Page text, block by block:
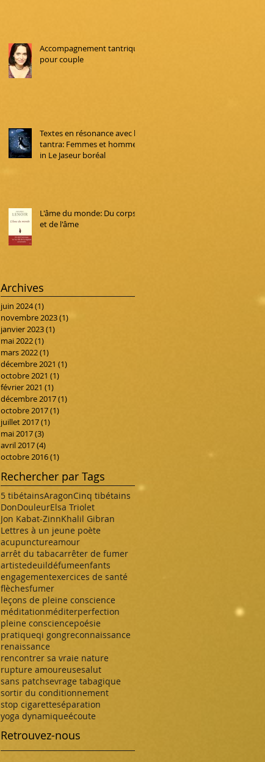
Accompagnement tantrique
pour couple
Textes en résonance avec le
tantra: Femmes et hommes,
in Le Jaseur boréal
L'âme du monde: Du corps
et de l'âme
Archives
juin 2024(1)
novembre 2023(1)
janvier 2023(1)
mai 2022(1)
mars 2022(1)
décembre 2021 (1)
octobre 2021 (1)
février 2021 (1)
décembre 2017(1)
octobre 2017(1)
juillet 2017(1)
mai 2017(3)
avril 2017(4)
octobre 2016(1)
Rechercher par Tags
5 tibétainsAragonCinq tibétains
DonDouleurElsa Triolet
Jon Kabat-ZinnKhalil Gibran
Lettres à un jeune poète
acupunctureamour
arrêt du tabacarrêter de fumer
artistedeuildéfumeenfants
engagementexercices de santé
flèchesfumer
leçons de pleine conscience
méditationméditerperfection
pleine consciencepoésie
pratiqueqi gongreconnaissance
renaissance
rencontrer sa vraie nature
rupture amoureusesalut
sans patchsevrage tabagique
sortir du conditionnement
stop cigaretteséparation
yoga dynamiqueécoute
Retrouvez-nous